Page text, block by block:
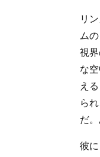
リ
ム
視
な
え
ら
だ
彼